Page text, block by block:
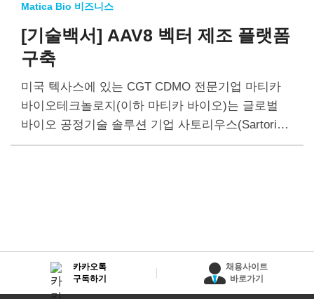
Matica Bio 비즈니스
[기술백서] AAV8 벡터 제조 플랫폼
구축
미국 텍사스에 있는 CGT CDMO 전문기업 마티카
바이오테크놀로지(이하 마티카 바이오)는 글로벌
바이오 공정기술 솔루션 기업 사토리우스(Sartoriu
s)와 AAV8 유전자치료제 제조 플랫폼을 구축했다.
카카오톡
구독하기
채용사이트
바로가기